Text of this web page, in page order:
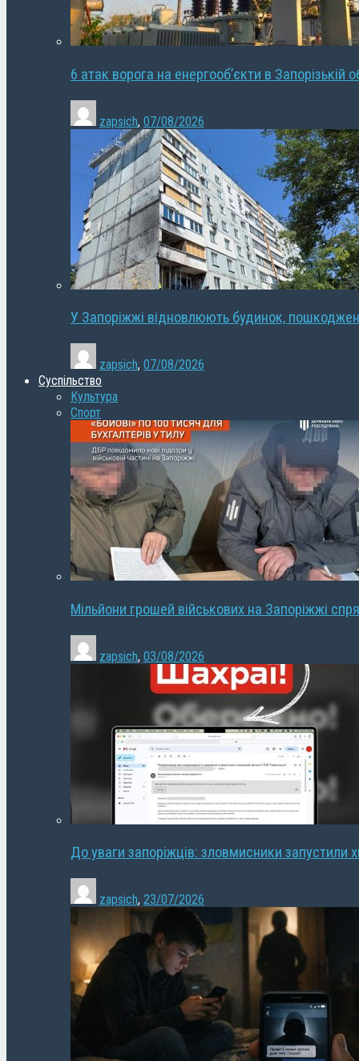
6 атак ворога на енергооб’єкти в Запорізькій
zapsich, 07/08/2026
У Запоріжжі відновлюють будинок,
zapsich, 07/08/2026
Суспільство
Культура
Спорт
Мільйони грошей військових на Запоріжжі
zapsich, 03/08/2026
До уваги запоріжців: зловмисники запустили
zapsich, 23/07/2026